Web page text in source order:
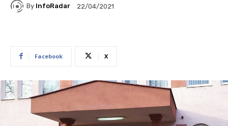
By InfoRadar 22/04/2021
Facebook X